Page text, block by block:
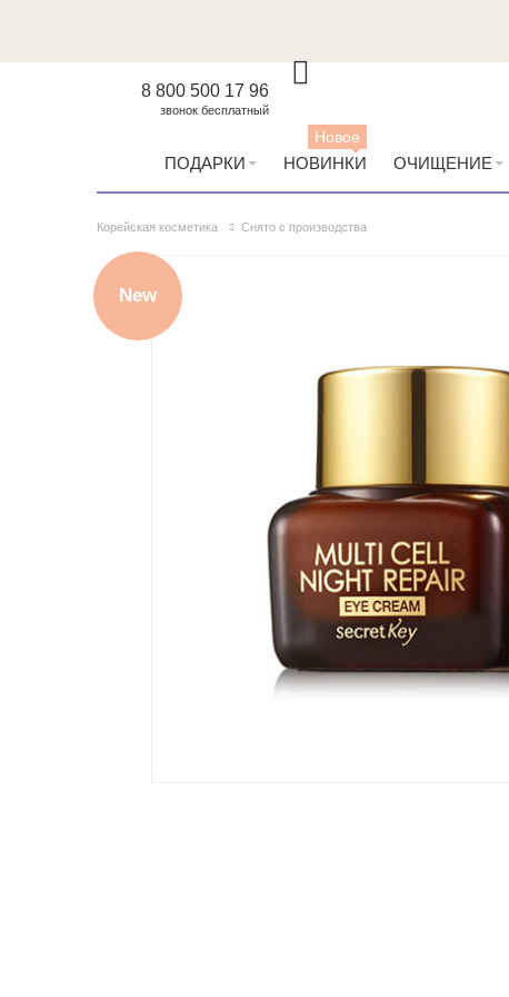
8 800 500 17 96
звонок бесплатный
ПОДАРКИ НОВИНКИ
Новое
ОЧИЩЕНИЕ
Корейская косметика Снято с производства
New